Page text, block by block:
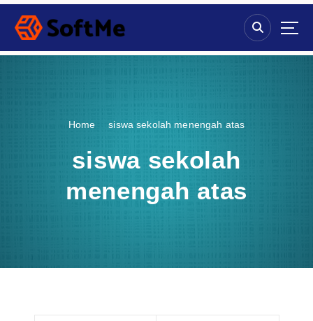
S
p
Home siswa sekolah menengah atas
siswa sekolah
menengah atas